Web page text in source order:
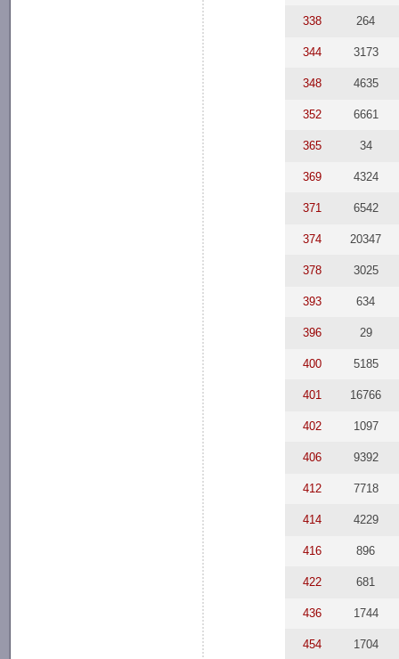
338 264
344 3173
348 4635
352 6661
365 34
369 4324
371 6542
374 20347
378 3025
393 634
396 29
400 5185
401 16766
402 1097
406 9392
412 7718
414 4229
416 896
422 681
436 1744
454 1704